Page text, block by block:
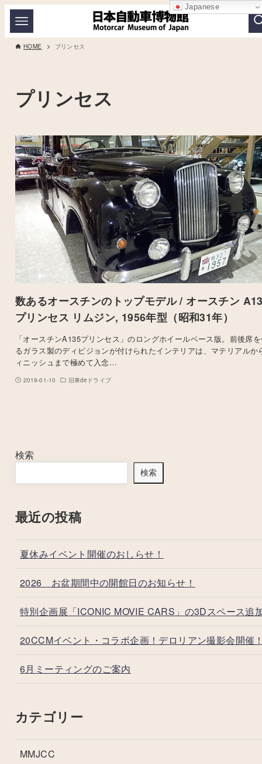
HOME プリンセス
プリンセス
数あるオースチンのトップモデル / オースチン
プリンセス リムジン, 1956年型（昭和31年）
「オースチンA135プリンセス」のロングホイールベース版。前後席
るガラス製のディビジョンが付けられたインテリアは、マテリアルか
ィニッシュまで極めて入念…
2019-01-10 旧車deドライブ
検索
検索
最近の投稿
夏休みイベント開催のおしらせ！
2026 お盆期間中の開館日のお知らせ！
特別企画展「ICONIC MOVIE CARS」の3Dスペース追
20CCMイベント・コラボ企画！デロリアン撮影会開催
6月ミーティングのご案内
カテゴリー
MMJCC
Japanese